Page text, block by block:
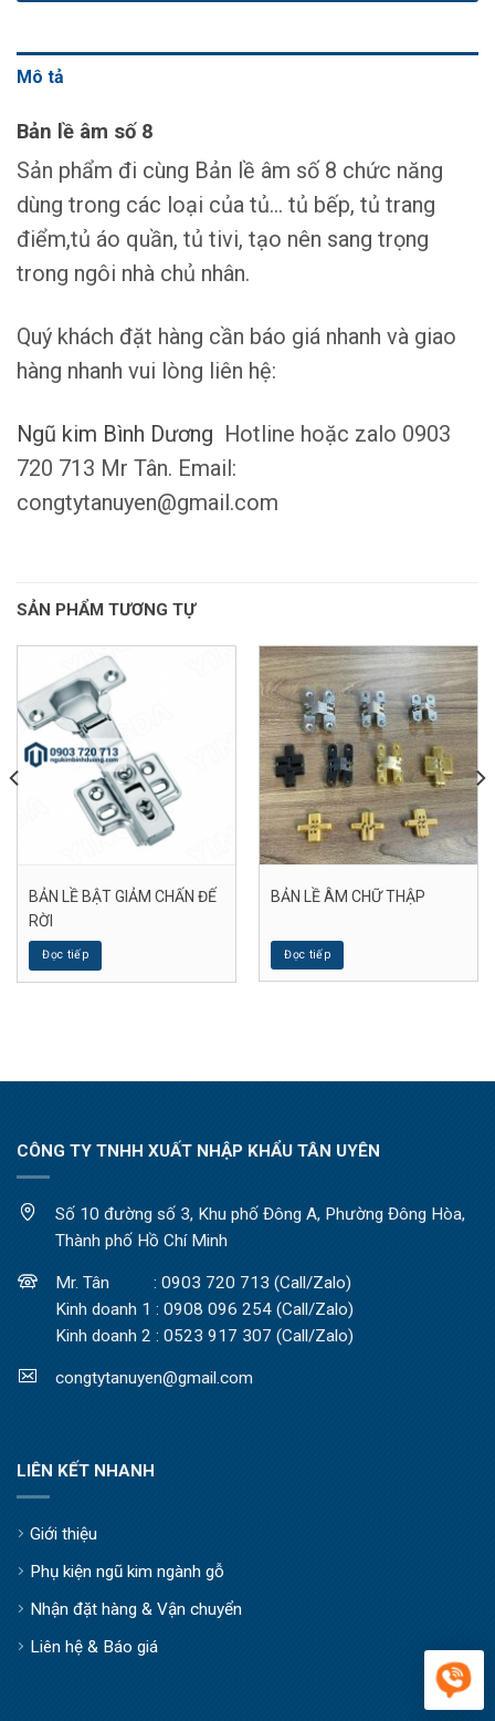
Mô tả
Bản lề âm số 8
Sản phẩm đi cùng Bản lề âm số 8 chức năng
dùng trong các loại của tủ… tủ bếp, tủ trang
điểm,tủ áo quần, tủ tivi, tạo nên sang trọng
trong ngôi nhà chủ nhân.
Quý khách đặt hàng cần báo giá nhanh và giao
hàng nhanh vui lòng liên hệ:
Ngũ kim Bình Dương Hotline hoặc zalo 0903
720 713 Mr Tân. Email:
congtytanuyen@gmail.com
SẢN PHẨM TƯƠNG TỰ
BẢN LỀ BẬT GIẢM CHẤN ĐẾ
RỜI
Đọc tiếp
BẢN LỀ ÂM CHỮ THẬP
Đọc tiếp
CÔNG TY TNHH XUẤT NHẬP KHẨU TÂN UYÊN
Số 10 đường số 3, Khu phố Đông A, Phường Đông Hòa,
Thành phố Hồ Chí Minh
Mr. Tân : 0903 720 713 (Call/Zalo)
Kinh doanh 1 : 0908 096 254 (Call/Zalo)
Kinh doanh 2 : 0523 917 307 (Call/Zalo)
congtytanuyen@gmail.com
LIÊN KẾT NHANH
Giới thiệu
Phụ kiện ngũ kim ngành gỗ
Nhận đặt hàng & Vận chuyển
Liên hệ & Báo giá